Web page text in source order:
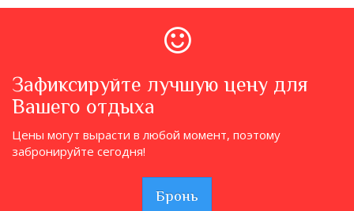
Зафиксируйте лучшую цену для
Вашего отдыха
Цены могут вырасти в любой момент, поэтому
забронируйте сегодня!
Бронь